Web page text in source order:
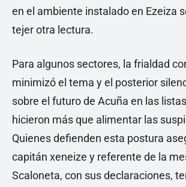
en el ambiente instalado en Ezeiza
tejer otra lectura.
Para algunos sectores, la frialdad
minimizó el tema y el posterior
sobre el futuro de Acuña en las
hicieron más que alimentar las
Quienes defienden esta postura
capitán xeneize y referente de la
Scaloneta, con sus declaraciones,